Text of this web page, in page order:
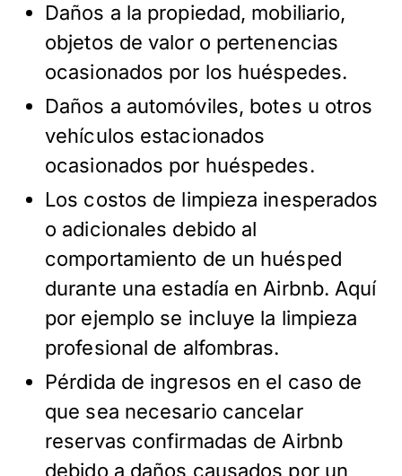
Daños a la propiedad, mobiliario,
objetos de valor o pertenencias
ocasionados por los huéspedes.
Daños a automóviles, botes u otros
vehículos estacionados
ocasionados por huéspedes.
Los costos de limpieza inesperados
o adicionales debido al
comportamiento de un huésped
durante una estadía en Airbnb. Aquí
por ejemplo se incluye la limpieza
profesional de alfombras.
Pérdida de ingresos en el caso de
que sea necesario cancelar
reservas confirmadas de Airbnb
debido a daños causados por un